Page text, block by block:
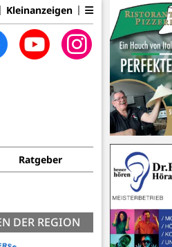
Kleinanzeigen
Ratgeber
DER REGION